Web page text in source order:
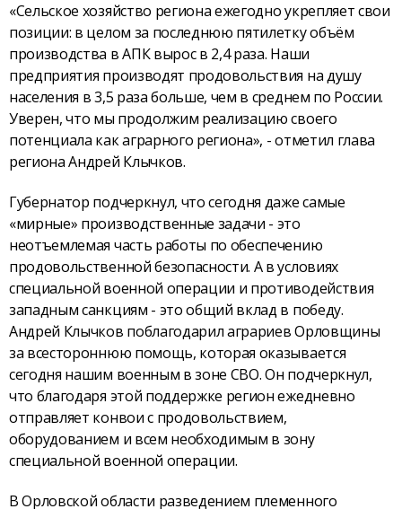
«Сельское хозяйство региона ежегодно укрепляет свои
позиции: в целом за последнюю пятилетку объём
производства в АПК вырос в 2,4 раза. Наши
предприятия производят продовольствия на душу
населения в 3,5 раза больше, чем в среднем по России.
Уверен, что мы продолжим реализацию своего
потенциала как аграрного региона», - отметил глава
региона Андрей Клычков.
Губернатор подчеркнул, что сегодня даже самые
«мирные» производственные задачи - это
неотъемлемая часть работы по обеспечению
продовольственной безопасности. А в условиях
специальной военной операции и противодействия
западным санкциям - это общий вклад в победу.
Андрей Клычков поблагодарил аграриев Орловщины
за всестороннюю помощь, которая оказывается
сегодня нашим военным в зоне СВО. Он подчеркнул,
что благодаря этой поддержке регион ежедневно
отправляет конвои с продовольствием,
оборудованием и всем необходимым в зону
специальной военной операции.
В Орловской области разведением племенного